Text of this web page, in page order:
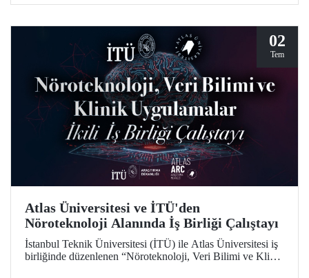
02
Tem
Atlas Üniversitesi ve İTÜ'den
Nöroteknoloji Alanında İş Birliği Çalıştayı
İstanbul Teknik Üniversitesi (İTÜ) ile Atlas Üniversitesi iş
birliğinde düzenlenen “Nöroteknoloji, Veri Bilimi ve Klinik